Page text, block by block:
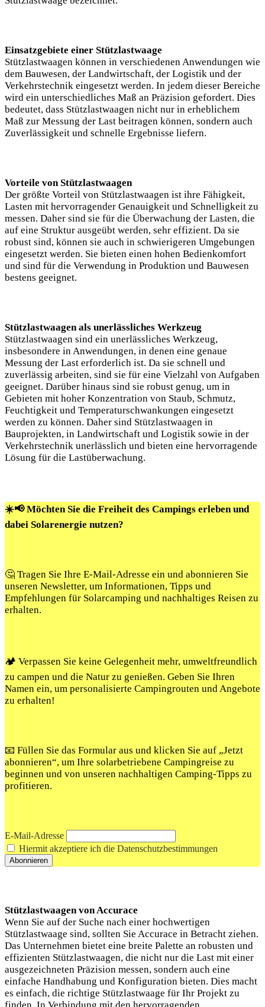
Einsatzgebiete einer Stützlastwaage
Stützlastwaagen können in verschiedenen Anwendungen wie
dem Bauwesen, der Landwirtschaft, der Logistik und der
Verkehrstechnik eingesetzt werden. In jedem dieser Bereiche
wird ein unterschiedliches Maß an Präzision gefordert. Dies
bedeutet, dass Stützlastwaagen nicht nur in erheblichem
Maß zur Messung der Last beitragen können, sondern auch
Zuverlässigkeit und schnelle Ergebnisse liefern.
Vorteile von Stützlastwaagen
Der größte Vorteil von Stützlastwaagen ist ihre Fähigkeit,
Lasten mit hervorragender Genauigkeit und Schnelligkeit zu
messen. Daher sind sie für die Überwachung der Lasten, die
auf eine Struktur ausgeübt werden, sehr effizient. Da sie
robust sind, können sie auch in schwierigeren Umgebungen
eingesetzt werden. Sie bieten einen hohen Bedienkomfort
und sind für die Verwendung in Produktion und Bauwesen
bestens geeignet.
Stützlastwaagen als unerlässliches Werkzeug
Stützlastwaagen sind ein unerlässliches Werkzeug,
insbesondere in Anwendungen, in denen eine genaue
Messung der Last erforderlich ist. Da sie schnell und
zuverlässig arbeiten, sind sie für eine Vielzahl von Aufgaben
geeignet. Darüber hinaus sind sie robust genug, um in
Gebieten mit hoher Konzentration von Staub, Schmutz,
Feuchtigkeit und Temperaturschwankungen eingesetzt
werden zu können. Daher sind Stützlastwaagen in
Bauprojekten, in Landwirtschaft und Logistik sowie in der
Verkehrstechnik unerlässlich und bieten eine hervorragende
Lösung für die Lastüberwachung.
☀️📢 Möchten Sie die Freiheit des Campings erleben und
dabei Solarenergie nutzen?
🤔 Tragen Sie Ihre E-Mail-Adresse ein und abonnieren Sie
unseren Newsletter, um Informationen, Tipps und
Empfehlungen für Solarcamping und nachhaltiges Reisen zu
erhalten.
🏕️ Verpassen Sie keine Gelegenheit mehr, umweltfreundlich
zu campen und die Natur zu genießen. Geben Sie Ihren
Namen ein, um personalisierte Campingrouten und Angebote
zu erhalten!
📧 Füllen Sie das Formular aus und klicken Sie auf „Jetzt
abonnieren“, um Ihre solarbetriebene Campingreise zu
beginnen und von unseren nachhaltigen Camping-Tipps zu
profitieren.
E-Mail-Adresse
Hiermit akzeptiere ich die Datenschutzbestimmungen
Stützlastwaagen von Accurace
Wenn Sie auf der Suche nach einer hochwertigen
Stützlastwaage sind, sollten Sie Accurace in Betracht ziehen.
Das Unternehmen bietet eine breite Palette an robusten und
effizienten Stützlastwaagen, die nicht nur die Last mit einer
ausgezeichneten Präzision messen, sondern auch eine
einfache Handhabung und Konfiguration bieten. Dies macht
es einfach, die richtige Stützlastwaage für Ihr Projekt zu